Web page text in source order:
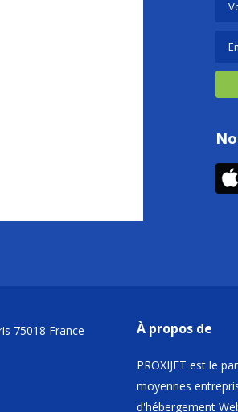
75018 France À propos de
PROXIJET est le
moyennes
d'hébergement